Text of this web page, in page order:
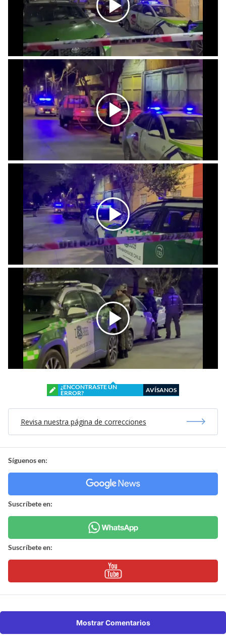
¿ENCONTRASTE UN
ERROR?
AVÍSANOS
Revisa nuestra página de correcciones
Síguenos en:
Suscríbete en:
Suscríbete en:
Mostrar Comentarios